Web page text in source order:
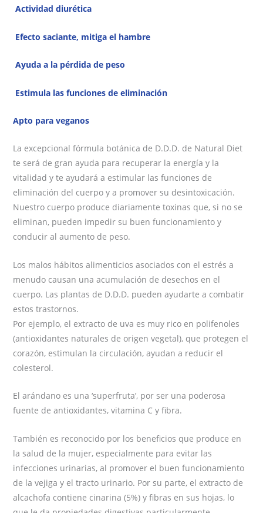
Actividad diurética
Efecto saciante, mitiga el hambre
Ayuda a la pérdida de peso
Estimula las funciones de eliminación
Apto para veganos
La excepcional fórmula botánica de D.D.D. de Natural Diet
te será de gran ayuda para recuperar la energía y la
vitalidad y te ayudará a estimular las funciones de
eliminación del cuerpo y a promover su desintoxicación.
Nuestro cuerpo produce diariamente toxinas que, si no se
eliminan, pueden impedir su buen funcionamiento y
conducir al aumento de peso.
Los malos hábitos alimenticios asociados con el estrés a
menudo causan una acumulación de desechos en el
cuerpo. Las plantas de D.D.D. pueden ayudarte a combatir
estos trastornos.
Por ejemplo, el extracto de uva es muy rico en polifenoles
(antioxidantes naturales de origen vegetal), que protegen el
corazón, estimulan la circulación, ayudan a reducir el
colesterol.
El arándano es una ‘superfruta’, por ser una poderosa
fuente de antioxidantes, vitamina C y fibra.
También es reconocido por los beneficios que produce en
la salud de la mujer, especialmente para evitar las
infecciones urinarias, al promover el buen funcionamiento
de la vejiga y el tracto urinario. Por su parte, el extracto de
alcachofa contiene cinarina (5%) y fibras en sus hojas, lo